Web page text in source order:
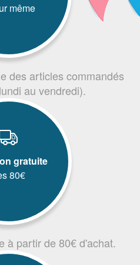
même
des articles commandés
au vendredi).
gratuite
80€
à partir de 80€ d'achat.